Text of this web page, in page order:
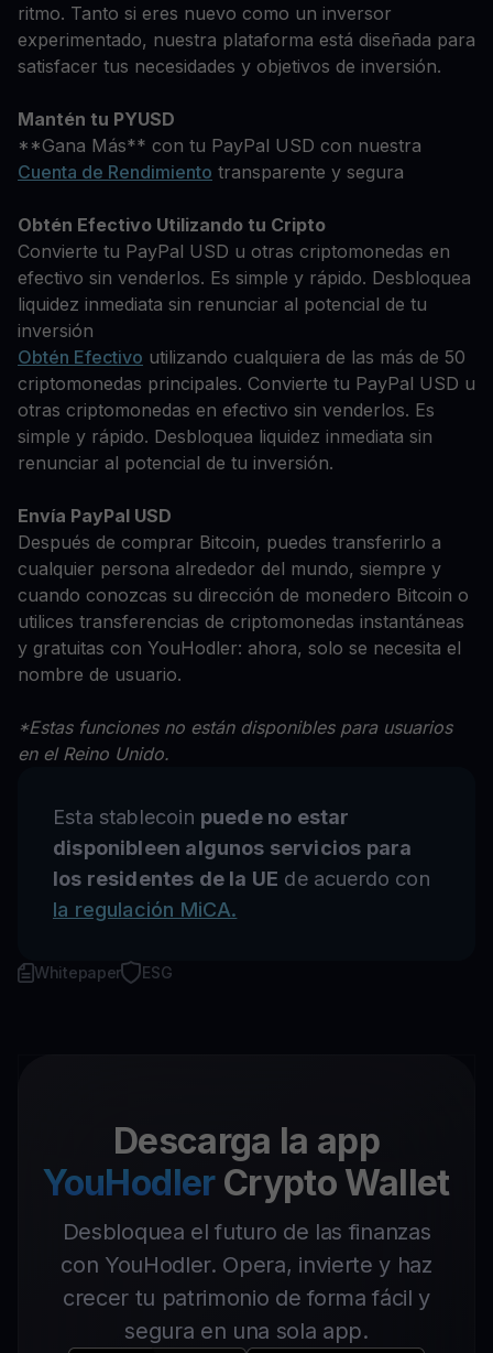
ritmo. Tanto si eres nuevo como un inversor
experimentado, nuestra plataforma está diseñada para
satisfacer tus necesidades y objetivos de inversión.
Mantén tu PYUSD
**Gana Más** con tu PayPal USD con nuestra
Cuenta de Rendimiento transparente y segura
Obtén Efectivo Utilizando tu Cripto
Convierte tu PayPal USD u otras criptomonedas en
efectivo sin venderlos. Es simple y rápido. Desbloquea
liquidez inmediata sin renunciar al potencial de tu
inversión
Obtén Efectivo utilizando cualquiera de las más de 50
criptomonedas principales. Convierte tu PayPal USD u
otras criptomonedas en efectivo sin venderlos. Es
simple y rápido. Desbloquea liquidez inmediata sin
renunciar al potencial de tu inversión.
Envía PayPal USD
Después de comprar Bitcoin, puedes transferirlo a
cualquier persona alrededor del mundo, siempre y
cuando conozcas su dirección de monedero Bitcoin o
utilices transferencias de criptomonedas instantáneas
y gratuitas con YouHodler: ahora, solo se necesita el
nombre de usuario.
*Estas funciones no están disponibles para usuarios
en el Reino Unido.
Esta stablecoin puede no estar
disponibleen algunos servicios para
los residentes de la UE de acuerdo con
la regulación MiCA.
Whitepaper ESG
Descarga la app
YouHodler Crypto Wallet
Desbloquea el futuro de las finanzas
con YouHodler. Opera, invierte y haz
crecer tu patrimonio de forma fácil y
segura en una sola app.